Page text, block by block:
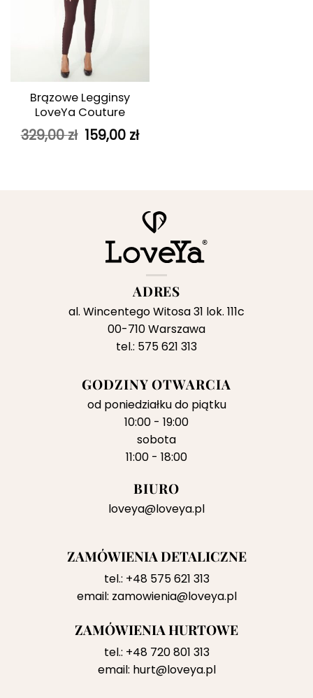
Brązowe Legginsy
LoveYa Couture
329,00zł Pierwotna
cena
159,00 złAktualna
ADRES
al. Wincentego Witosa 31 lok. 111c
00-710 Warszawa
tel.: 575 621 313
GODZINY OTWARCIA
od poniedziałku do piątku
10:00 - 19:00
sobota
11:00 - 18:00
BIURO
loveya@loveya.pl
ZAMÓWIENIA DETALICZNE
tel.: +48 575 621 313
email: zamowienia@loveya.pl
ZAMÓWIENIA HURTOWE
tel.: +48 720 801 313
email: hurt@loveya.pl